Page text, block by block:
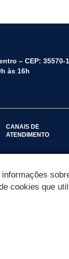
– CEP: 35570-
às 16h
CANAIS DE
ATENDIMENTO
cookies que